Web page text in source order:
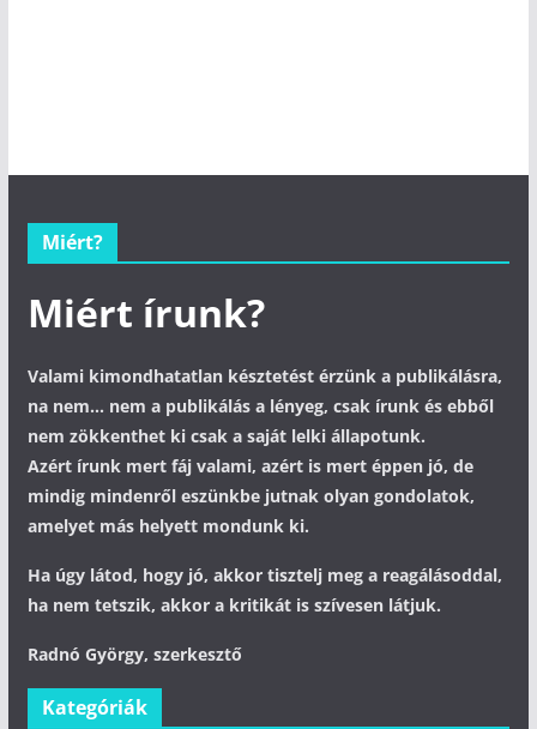
Miért?
Miért írunk?
Valami kimondhatatlan késztetést érzünk a publikálásra,
na nem... nem a publikálás a lényeg, csak írunk és ebből
nem zökkenthet ki csak a saját lelki állapotunk.
Azért írunk mert fáj valami, azért is mert éppen jó, de
mindig mindenről eszünkbe jutnak olyan gondolatok,
amelyet más helyett mondunk ki.
Ha úgy látod, hogy jó, akkor tisztelj meg a reagálásoddal,
ha nem tetszik, akkor a kritikát is szívesen látjuk.
Radnó György, szerkesztő
Kategóriák